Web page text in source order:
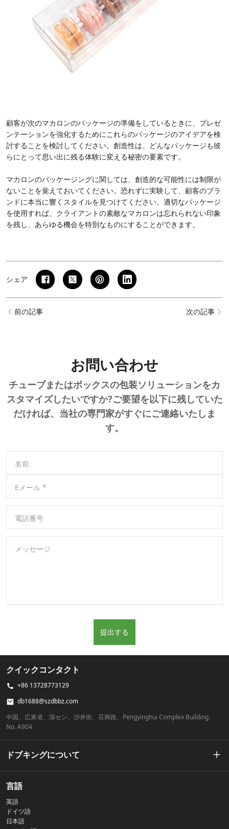
顧客が次のマカロンのパッケージの準備をしているときに、プレゼ
ンテーションを強化するためにこれらのパッケージのアイデアを検
討することを検討してください。創造性は、どんなパッケージも彼
らにとって思い出に残る体験に変える秘密の要素です。
マカロンのパッケージングに関しては、創造的な可能性には制限が
ないことを覚えておいてください。恐れずに実験して、顧客のブラ
ンドに本当に響くスタイルを見つけてください。適切なパッケージ
を使用すれば、クライアントの素敵なマカロンは忘れられない印象
を残し、あらゆる機会を特別なものにすることができます。
シェア
前の記事 次の記事
お問い合わせ
チューブまたはボックスの包装ソリューションをカ
スタマイズしたいですか?ご要望を以下に残していた
だければ、当社の専門家がすぐにご連絡いたしま
す。
名前
Eメール *
電話番号
メッセージ
提出する
クイックコンタクト
+86 13728773129
db1688@szdbbz.com
中国、広東省、深セン、沙井街、荘興路、Pengyinghui Complex Building、
No. A904
ドブキングについて
私たちの物語
プライバシーポリシー
言語
英語
ドイツ語
日本語